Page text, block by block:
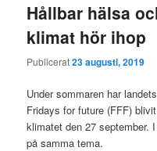
Hållbar hälsa
klimat hör ihop
Publicerat23 augusti, 2019
Under sommaren har
Fridays for future (FFF)
klimatet den 27 september.
på samma tema.